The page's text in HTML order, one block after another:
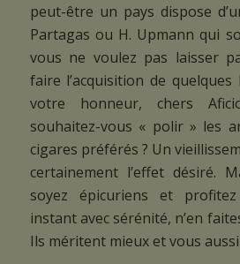
peut-être un pays dispose
Partagas ou H. Upmann qui
vous ne voulez pas laisser
faire l’acquisition de quelques
votre honneur, chers
souhaitez-vous « polir » les
cigares préférés ? Un
certainement l’effet désiré.
soyez épicuriens et
instant avec sérénité, n’en
Ils méritent mieux et vous aussi